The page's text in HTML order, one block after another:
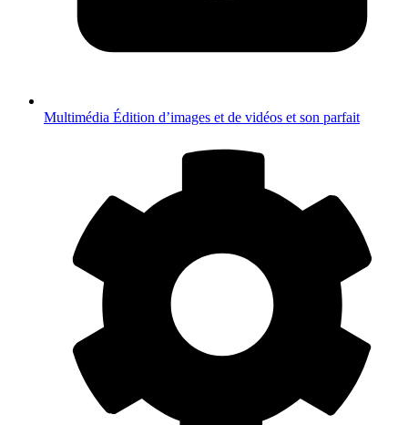
Multimédia Édition d’images et de vidéos et son parfait